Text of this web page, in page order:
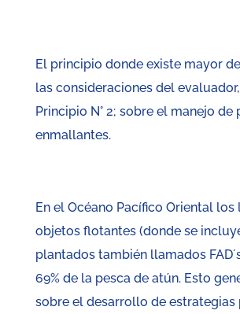
El principio donde existe mayor
las consideraciones del
Principio N° 2; sobre el manejo de
enmallantes.
En el Océano Pacífico Oriental los
objetos flotantes (donde se
plantados también llamados
69% de la pesca de atún. Esto
sobre el desarrollo de estrategias